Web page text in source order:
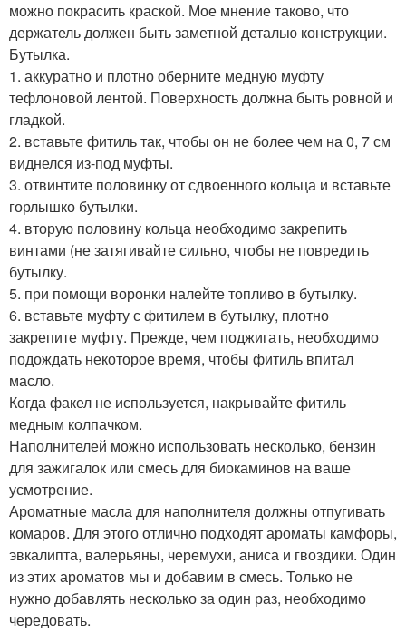
можно покрасить краской. Мое мнение таково, что
держатель должен быть заметной деталью конструкции.
Бутылка.
1. аккуратно и плотно оберните медную муфту
тефлоновой лентой. Поверхность должна быть ровной и
гладкой.
2. вставьте фитиль так, чтобы он не более чем на 0, 7 см
виднелся из-под муфты.
3. отвинтите половинку от сдвоенного кольца и вставьте
горлышко бутылки.
4. вторую половину кольца необходимо закрепить
винтами (не затягивайте сильно, чтобы не повредить
бутылку.
5. при помощи воронки налейте топливо в бутылку.
6. вставьте муфту с фитилем в бутылку, плотно
закрепите муфту. Прежде, чем поджигать, необходимо
подождать некоторое время, чтобы фитиль впитал
масло.
Когда факел не используется, накрывайте фитиль
медным колпачком.
Наполнителей можно использовать несколько, бензин
для зажигалок или смесь для биокаминов на ваше
усмотрение.
Ароматные масла для наполнителя должны отпугивать
комаров. Для этого отлично подходят ароматы камфоры,
эвкалипта, валерьяны, черемухи, аниса и гвоздики. Один
из этих ароматов мы и добавим в смесь. Только не
нужно добавлять несколько за один раз, необходимо
чередовать.